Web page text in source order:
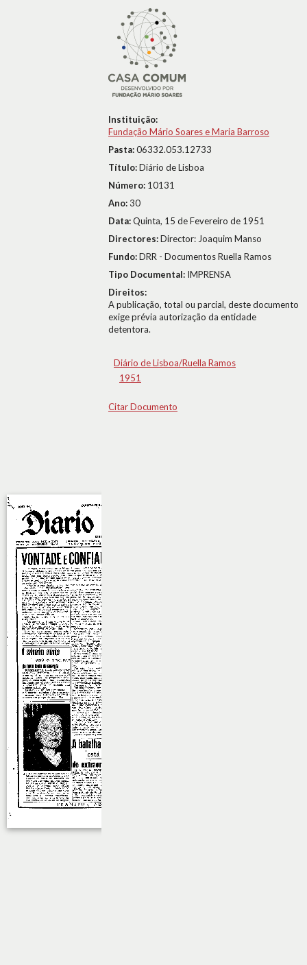
Instituição:
Fundação Mário Soares e Maria Barroso
Pasta:06332.053.12733
Título:Diário de Lisboa
Número: 10131
Ano:30
Data:Quinta, 15 de Fevereiro de 1951
Directores:Director: Joaquim Manso
Fundo:DRR - Documentos Ruella Ramos
Tipo Documental: IMPRENSA
Direitos:
A publicação, total ou parcial, deste documento
exige prévia autorização da entidade
detentora.
Diário de Lisboa/Ruella Ramos
1951
Citar Documento